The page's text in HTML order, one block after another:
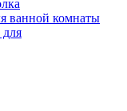
ванной комнаты